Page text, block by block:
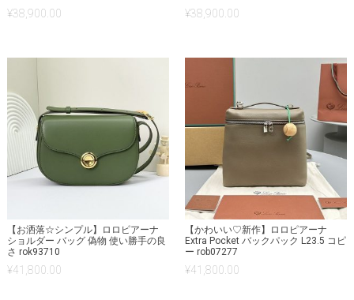
¥38,900.00 ¥38,900.00
【お洒落☆シンプル】ロロピアーナ
ショルダー バッグ 偽物 使い勝手の良
さ rok93710
¥41,800.00
【かわいい♡新作】ロロピアーナ
Extra Pocket バックパック L23.5 コピ
ー rob07277
¥41,800.00